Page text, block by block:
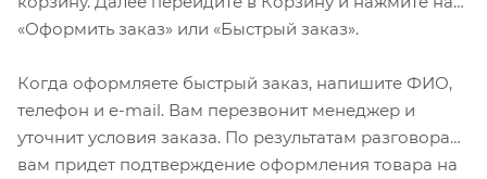
«Оформить заказ» или «Быстрый заказ».
Когда оформляете быстрый заказ, напишите ФИО,
телефон и e-mail. Вам перезвонит менеджер и
уточнит условия заказа. По результатам разговора
вам придет подтверждение оформления товара на